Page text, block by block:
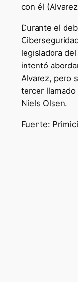
con él
Durante el
legisladora
intentó
Alvarez, pero
tercer
Niels Olsen.
Fuente: